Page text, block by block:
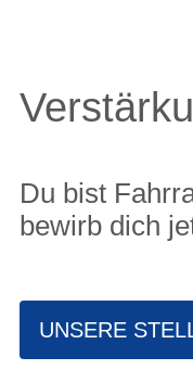
Du bist
bewirb dich
UNSERE